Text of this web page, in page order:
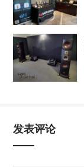
发表评论